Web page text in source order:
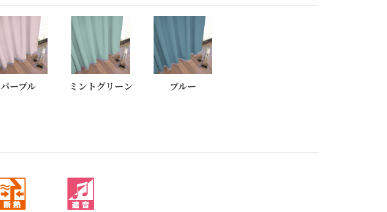
パープル ミントグリーン ブルー